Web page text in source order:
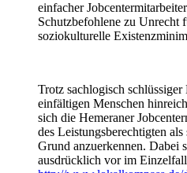
einfacher
Schutzbefohlene zu Unrecht
soziokulturelle
Trotz sachlogisch
einfältigen Menschen
sich die Hemeraner
des Leistungsberechtigten
Grund anzuerkennen. Dabei
ausdrücklich vor im Einzelfall